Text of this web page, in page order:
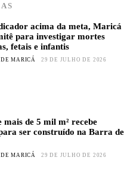
acima da meta, Maricá
para investigar mortes
fetais e infantis
MARICÁ 29 DE JULHO DE 2026
mais de 5 mil m² recebe
ser construído na Barra de
MARICÁ 29 DE JULHO DE 2026